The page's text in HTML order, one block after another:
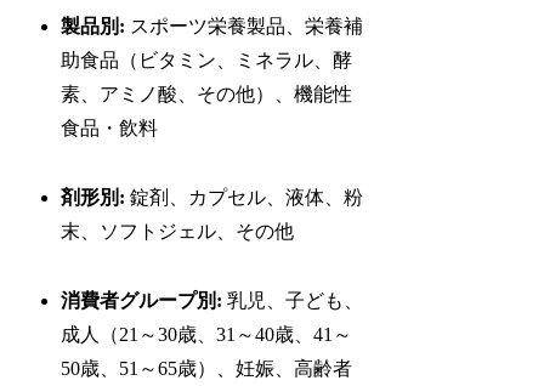
製品別: スポーツ栄養製品、栄養補
助食品（ビタミン、ミネラル、酵
素、アミノ酸、その他）、機能性
食品・飲料
剤形別: 錠剤、カプセル、液体、粉
末、ソフトジェル、その他
消費者グループ別: 乳児、子ども、
成人（21～30歳、31～40歳、41～
50歳、51～65歳）、妊娠、高齢者